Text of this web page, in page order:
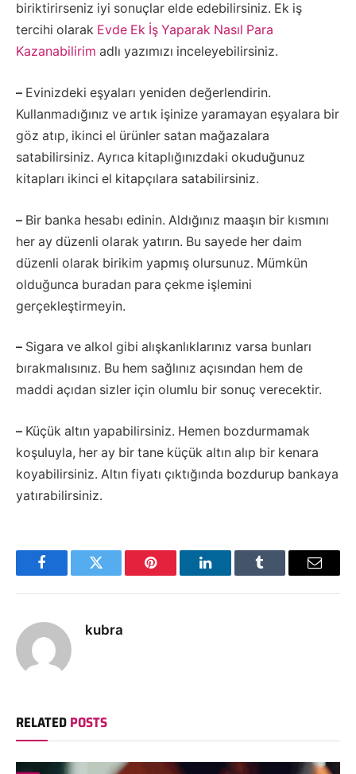
biriktirirseniz iyi sonuçlar elde edebilirsiniz. Ek iş
tercihi olarak Evde Ek İş Yaparak Nasıl Para
Kazanabilirim adlı yazımızı inceleyebilirsiniz.
– Evinizdeki eşyaları yeniden değerlendirin.
Kullanmadığınız ve artık işinize yaramayan eşyalara bir
göz atıp, ikinci el ürünler satan mağazalara
satabilirsiniz. Ayrıca kitaplığınızdaki okuduğunuz
kitapları ikinci el kitapçılara satabilirsiniz.
– Bir banka hesabı edinin. Aldığınız maaşın bir kısmını
her ay düzenli olarak yatırın. Bu sayede her daim
düzenli olarak birikim yapmış olursunuz. Mümkün
olduğunca buradan para çekme işlemini
gerçekleştirmeyin.
– Sigara ve alkol gibi alışkanlıklarınız varsa bunları
bırakmalısınız. Bu hem sağlınız açısından hem de
maddi açıdan sizler için olumlu bir sonuç verecektir.
– Küçük altın yapabilirsiniz. Hemen bozdurmamak
koşuluyla, her ay bir tane küçük altın alıp bir kenara
koyabilirsiniz. Altın fiyatı çıktığında bozdurup bankaya
yatırabilirsiniz.
FacebookTwitter Pinterest LinkedInTumblr Email
kubra
RELATEDPOSTS